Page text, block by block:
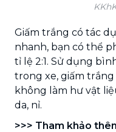
Giấm trắng có tác
nhanh, bạn có thể
tỉ lệ 2:1. Sử dụng
trong xe, giấm
không làm hư vật
da, nỉ.
>>> Tham khảo